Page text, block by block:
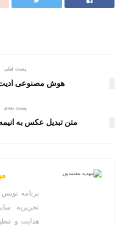
پست قبلی
هوش مصنوعی
پست بعدی
متن تبدیل عکس به
تحریریه
هدایت و